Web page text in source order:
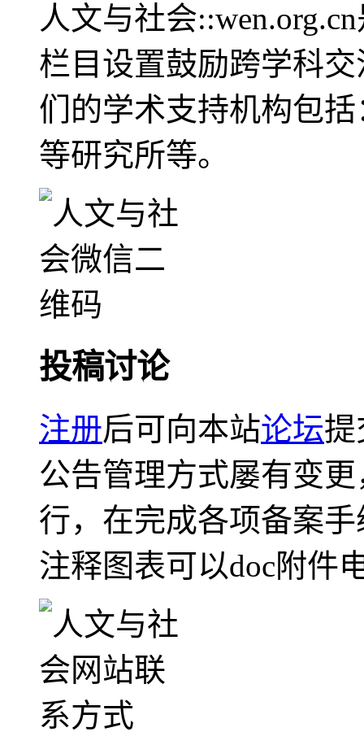
人文与社会
栏目设置鼓励跨学科
们的学术支持机构包
等研究所等。
投稿讨论
注册后可向本站论坛提
公告管理方式屡有变
行，在完成各项备案
注释图表可以doc附件